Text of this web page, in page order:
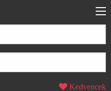
Kedvencek